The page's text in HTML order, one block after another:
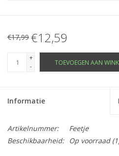
€17,99 €12,59
+
-
TOEVOEGEN AAN
Informatie
Artikelnummer:
Feetje
Beschikbaarheid:
Op voorraad